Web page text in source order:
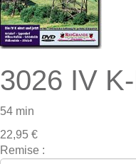
3026 IV
54 min
22,95 €
Remise :